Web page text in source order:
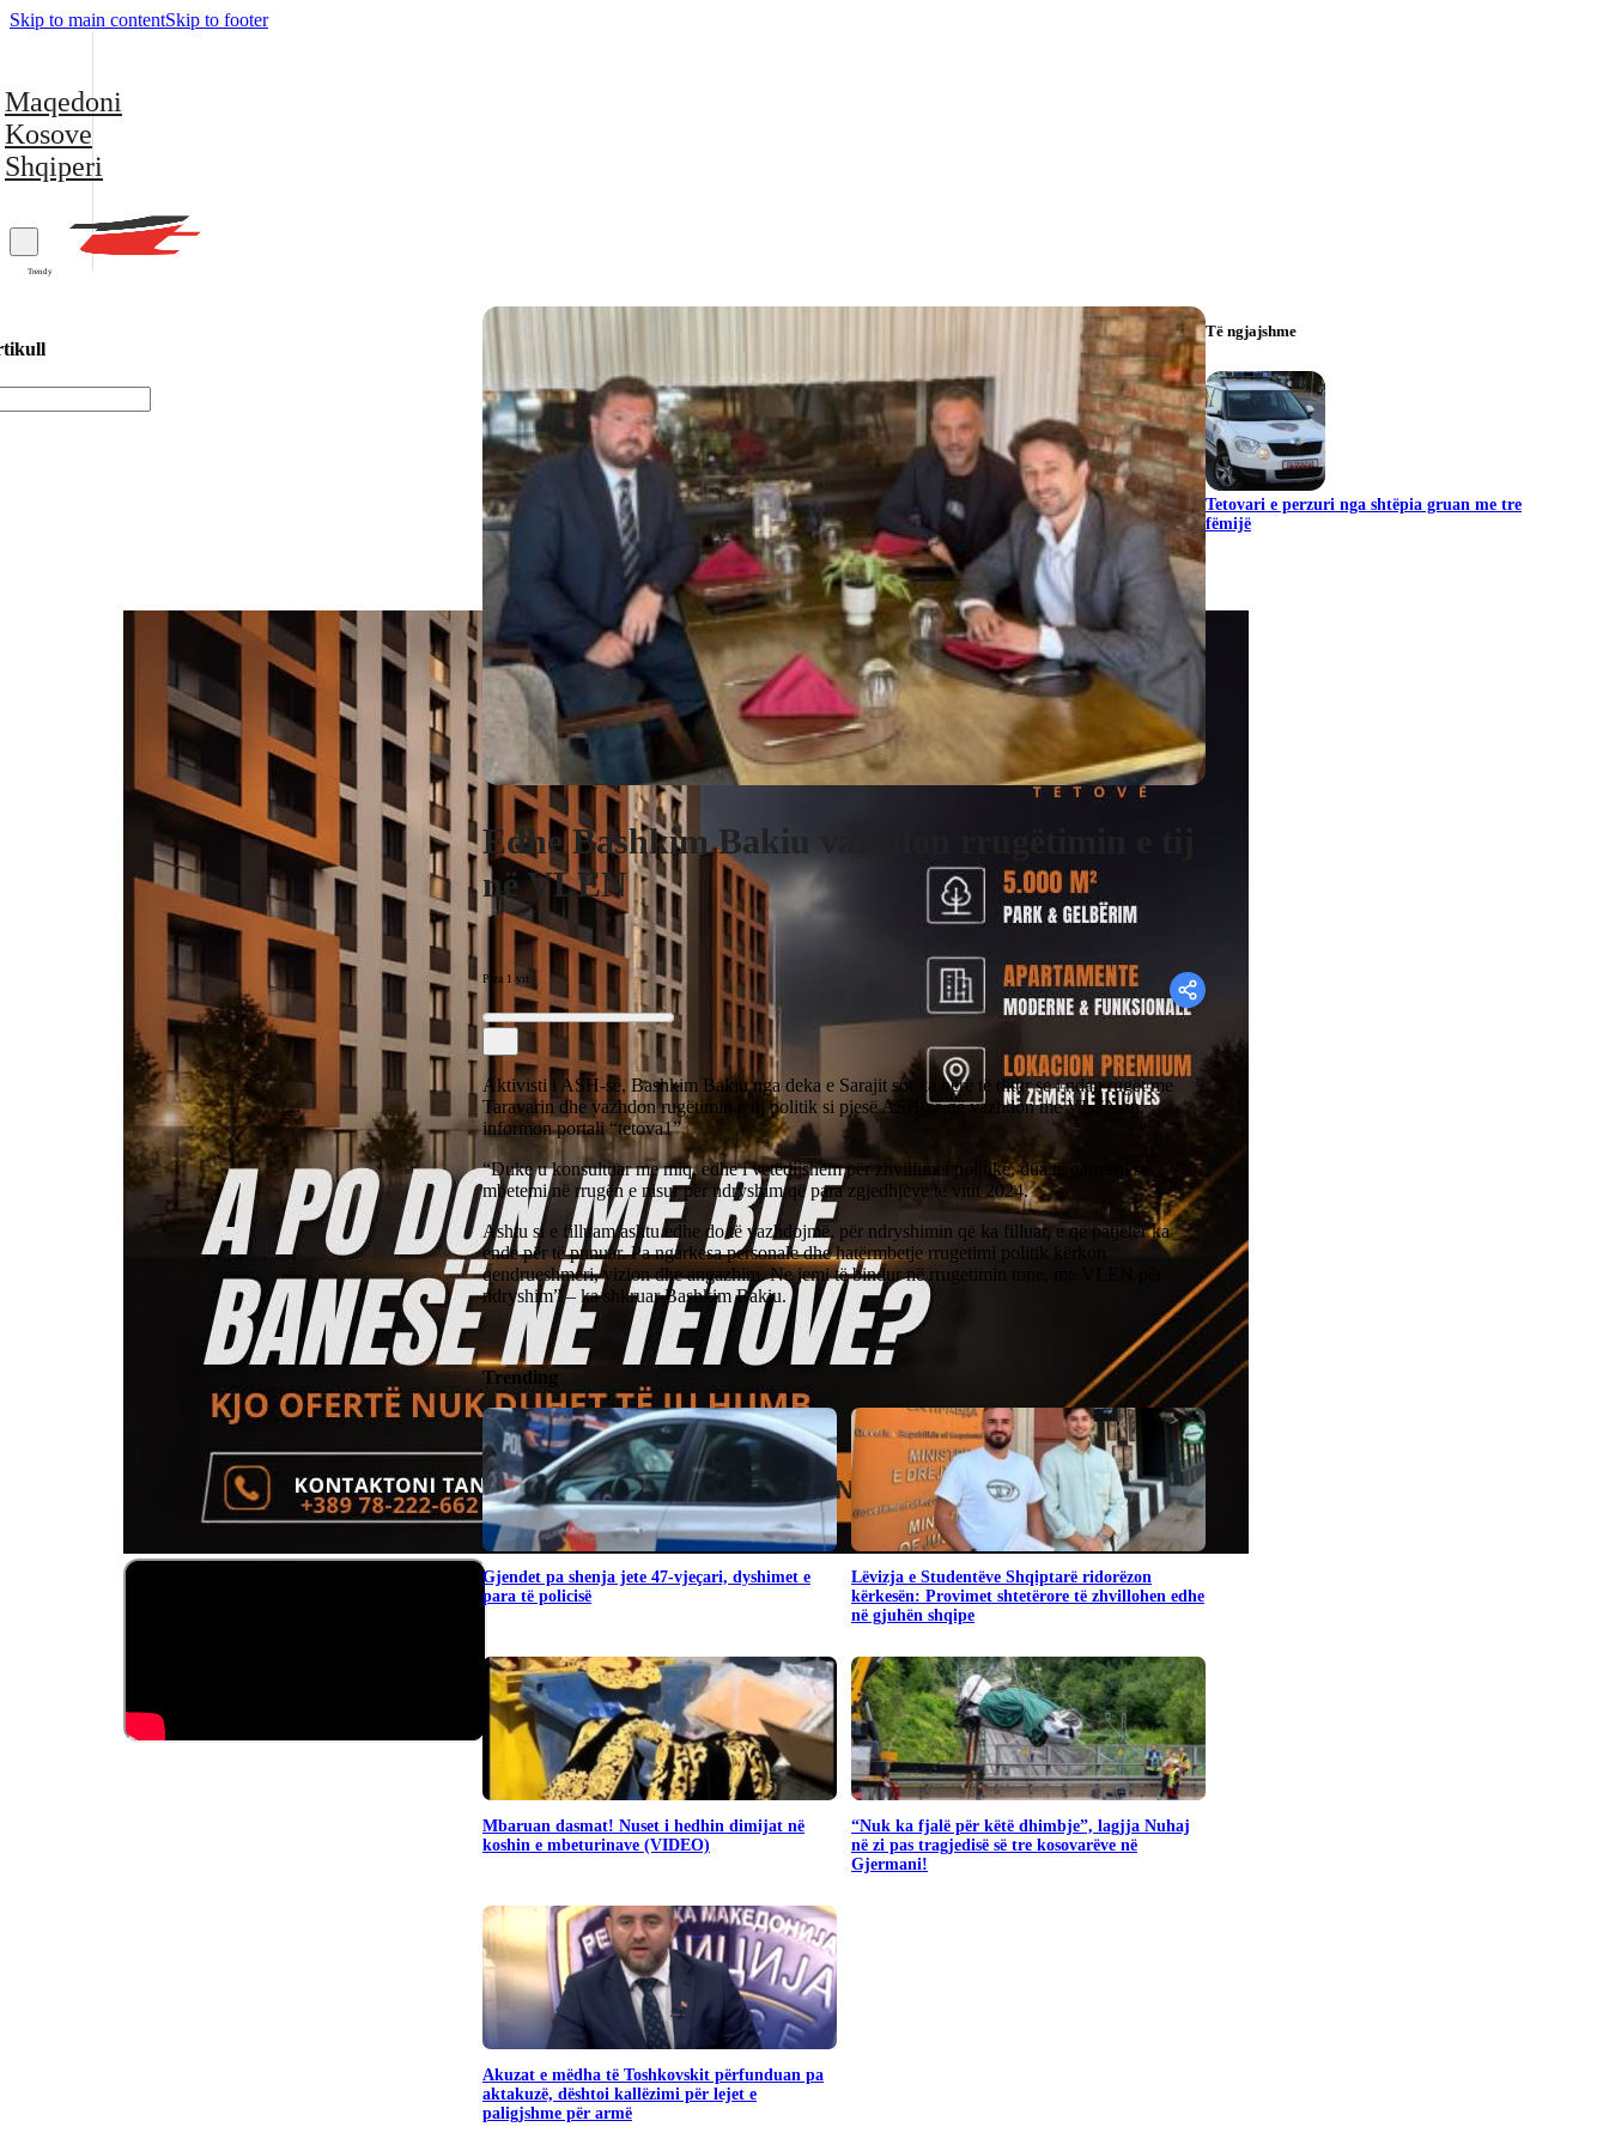
Skip to main contentSkip to footer
Maqedoni
Kosove
Shqiperi
Trendy
Edhe Bashkim Bakiu vazhdon rrugëtimin e tij
në VLEN
Para 1 vit
Aktivisti i ASH-së, Bashkim Bakiu nga deka e Sarajit sot ka bërë të ditur se i ndan rugët me
Taravarin dhe vazhdon rugëtimin e tij politik si pjesë ASH-së që vazhdon me VLEN-in,
informon portali “tetova1”
“Duke u konsultuar me miq, edhe i vetëdijshëm për zhvillimet politike, dua të qartesoj se
mbetemi në rrugën e nisur për ndryshim që para zgjedhjeve të vitit 2024.
Ashtu si e filluam ashtu edhe do të vazhdojmë, për ndryshimin që ka filluar, e që patjetër ka
ende për të punuar. Pa ngarkesa personale dhe hatërmbetje rrugetimi politik kërkon
qendrueshmeri, vizion dhe angazhim. Ne jemi të bindur në rrugetimin tone, me VLEN për
ndryshim” – ka shkruar Bashkim Bakiu.
Trending
Gjendet pa shenja jete 47-vjeçari, dyshimet e
para të policisë
Lëvizja e Studentëve Shqiptarë ridorëzon
kërkesën: Provimet shtetërore të zhvillohen edhe
në gjuhën shqipe
Mbaruan dasmat! Nuset i hedhin dimijat në
koshin e mbeturinave (VIDEO)
“Nuk ka fjalë për këtë dhimbje”, lagjja Nuhaj
në zi pas tragjedisë së tre kosovarëve në
Gjermani!
Akuzat e mëdha të Toshkovskit përfunduan pa
aktakuzë, dështoi kallëzimi për lejet e
paligjshme për armë
Të ngjajshme
Tetovari e perzuri nga shtëpia gruan me tre
fëmijë